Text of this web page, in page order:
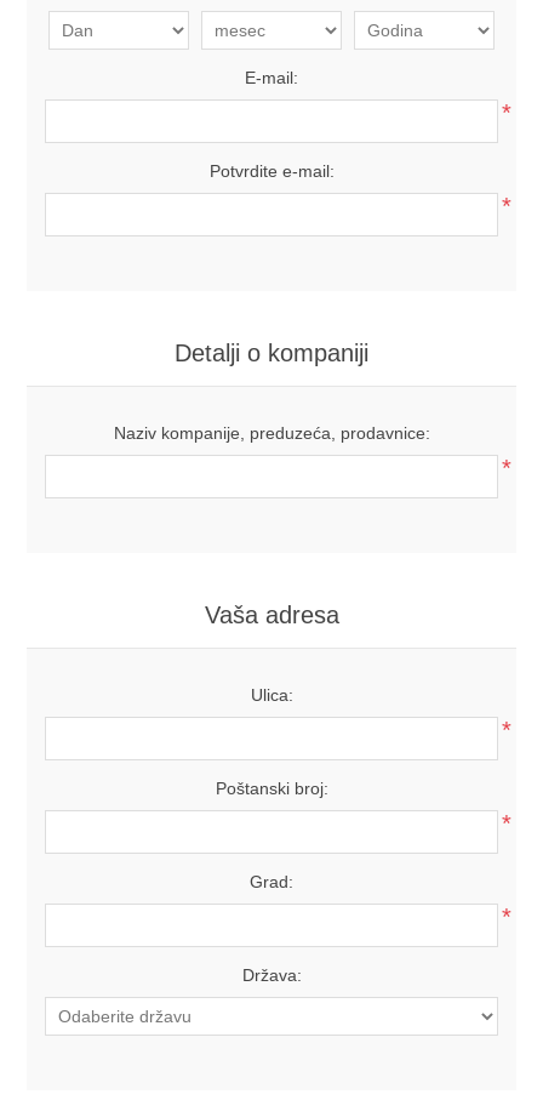
E-mail:
*
Potvrdite e-mail:
*
Detalji o kompaniji
Naziv kompanije, preduzeća, prodavnice:
*
Vaša adresa
Ulica:
*
Poštanski broj:
*
Grad:
*
Država: